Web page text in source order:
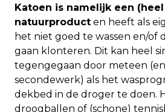
Katoen is namelijk een
natuurproduct en heeft als
het niet goed te wassen en/of
gaan klonteren. Dit kan heel
tegengegaan door meteen
secondewerk) als het
dekbed in de droger te doen.
droogballen of (schone)